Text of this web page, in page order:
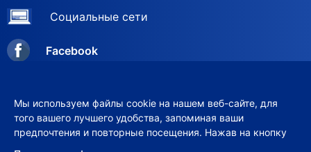
Социальные сети
Facebook
Мы используем файлы cookie на нашем веб-сайте, для
того вашего лучшего удобства, запоминая ваши
предпочтения и повторные посещения. Нажав на кнопку